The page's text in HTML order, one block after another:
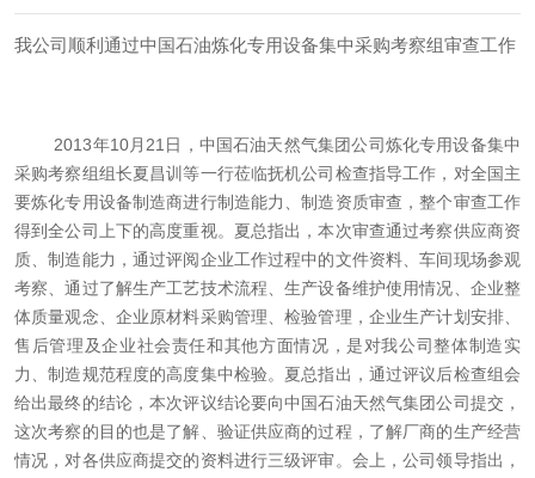
我公司顺利通过中国石油炼化专用设备集中采购考察组审查工作
2013年10月21日，中国石油天然气集团公司炼化专用设备集中
采购考察组组长夏昌训等一行莅临抚机公司检查指导工作，对全国主
要炼化专用设备制造商进行制造能力、制造资质审查，整个审查工作
得到全公司上下的高度重视。夏总指出，本次审查通过考察供应商资
质、制造能力，通过评阅企业工作过程中的文件资料、车间现场参观
考察、通过了解生产工艺技术流程、生产设备维护使用情况、企业整
体质量观念、企业原材料采购管理、检验管理，企业生产计划安排、
售后管理及企业社会责任和其他方面情况，是对我公司整体制造实
力、制造规范程度的高度集中检验。夏总指出，通过评议后检查组会
给出最终的结论，本次评议结论要向中国石油天然气集团公司提交，
这次考察的目的也是了解、验证供应商的过程，了解厂商的生产经营
情况，对各供应商提交的资料进行三级评审。会上，公司领导指出，